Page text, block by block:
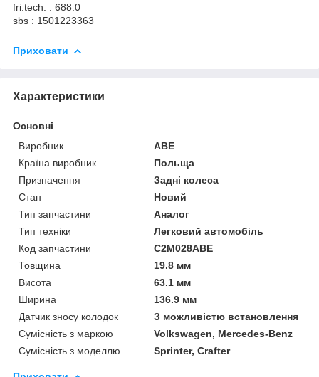
fri.tech. : 688.0
sbs : 1501223363
Приховати
Характеристики
Основні
Виробник
ABE
Країна виробник
Польща
Призначення
Задні колеса
Стан
Новий
Тип запчастини
Аналог
Тип техніки
Легковий автомобіль
Код запчастини
C2M028ABE
Товщина
19.8 мм
Висота
63.1 мм
Ширина
136.9 мм
Датчик зносу колодок
З можливістю встановлення
Сумісність з маркою
Volkswagen, Mercedes-Benz
Сумісність з моделлю
Sprinter, Crafter